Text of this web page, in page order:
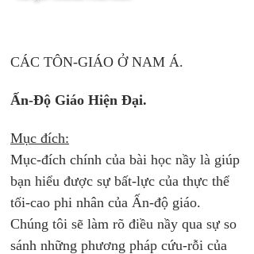
CÁC TÔN-GIÁO Ở NAM Á.
Ấn-Độ Giáo Hiện Đại.
Mục đích:
Mục-đích chính của bài học nầy là giúp
bạn hiểu được sự bất-lực của thực thể
tối-cao phi nhân của Ấn-độ giáo.
Chúng tôi sẽ làm rõ điều nầy qua sự so
sánh những phương pháp cứu-rỗi của